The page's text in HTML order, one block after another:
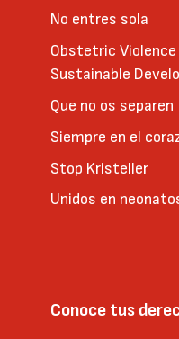
No entres sola
Obstetric
Sustainable
Que no os separen
Siempre en el
Stop Kristeller
Unidos en
Conoce tus